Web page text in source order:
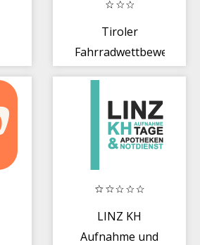
Tiroler
Fahrradwettbewerb
LINZ KH
Aufnahme und